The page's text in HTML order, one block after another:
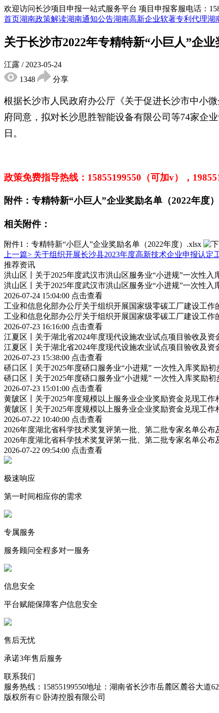
欢迎访问长沙项目申报一站式服务平台 项目申报客服电话：
首页湖南政策解读湖南通知公告湖南高新企业软著专利代理湖
关于长沙市2022年专精特新“小巨人”企
江露 / 2023-05-24
1348
分享
根据长沙市人民政府办公厅《关于促进长沙市中小
府同意，拟对长沙思胜智能设备有限公司等74家企
日。
政策免费指导热线： 15855199550（可加v），
附件：专精特新“小巨人”企业奖励名单（2022年度）
相关附件：
附件1：专精特新“小巨人”企业奖励名单（2022年度）.xlsx
上一篇> 关于组织开展长沙县2023年度高新技术企业申报认定
推荐资讯
洪山区丨关于2025年度武汉市洪山区服务业“小进规”一次性
洪山区丨关于2025年度武汉市洪山区服务业“小进规”一次性
2026-07-24 15:04:00 点击查看
工业和信息化部办公厅关于组织开展国家级零碳工厂建设工作
工业和信息化部办公厅关于组织开展国家级零碳工厂建设工作
2026-07-23 16:16:00 点击查看
江夏区丨关于湖北省2024年度现代设施农业试点项目验收及资
江夏区丨关于湖北省2024年度现代设施农业试点项目验收及资
2026-07-23 15:38:00 点击查看
硚口区丨关于2025年度硚口服务业“小进规” 一次性入库奖励
硚口区丨关于2025年度硚口服务业“小进规” 一次性入库奖励
2026-07-23 15:01:00 点击查看
黄陂区丨关于2025年度规模以上服务业企业奖励资金兑现工作
黄陂区丨关于2025年度规模以上服务业企业奖励资金兑现工作
2026-07-22 10:40:00 点击查看
2026年度湖北省科学技术奖复评第一批、第二批专家名单公
2026年度湖北省科学技术奖复评第一批、第二批专家名单公
2026-07-22 09:54:00 点击查看
极速响应
第一时间相应你的需求
专属服务
服务顾问全程多对一服务
信息安全
平台赋能保障客户信息安全
售后无忧
承诺3年售后服务
联系我们
服务热线：15855199550地址：湖南省长沙市岳麓区麓谷大道
版权所有© 卧涛控股有限公司